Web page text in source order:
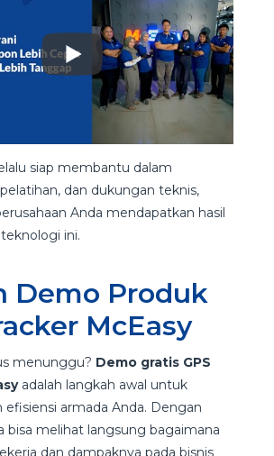
siap membantu dalam
dan dukungan teknis,
Anda mendapatkan hasil
ini.
Demo Produk
McEasy
menunggu? Demo gratis GPS
adalah langkah awal untuk
armada Anda. Dengan
bisa melihat langsung bagaimana
dan dampaknya pada bisnis